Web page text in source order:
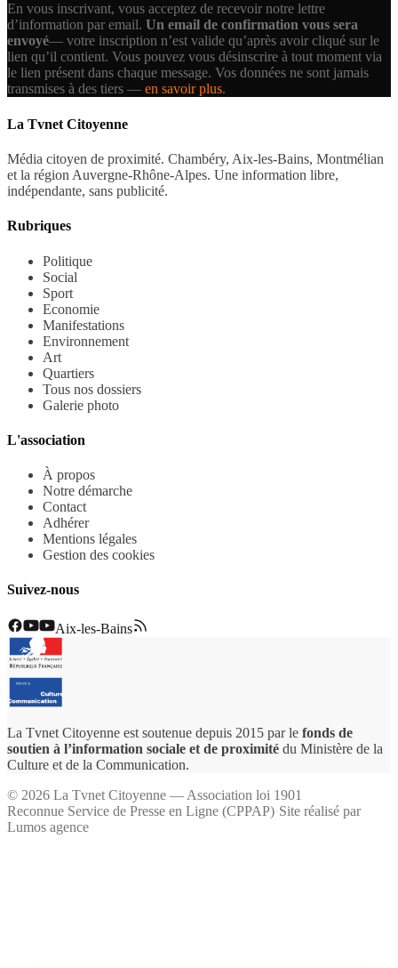
En vous inscrivant, vous acceptez de recevoir notre lettre
d’information par email. Un email de confirmation vous sera
envoyé— votre inscription n’est valide qu’après avoir cliqué sur le
lien qu’il contient. Vous pouvez vous désinscrire à tout moment via
le lien présent dans chaque message. Vos données ne sont jamais
transmises à des tiers — en savoir plus.
La Tvnet Citoyenne
Média citoyen de proximité. Chambéry, Aix-les-Bains, Montmélian
et la région Auvergne-Rhône-Alpes. Une information libre,
indépendante, sans publicité.
Rubriques
Politique
Social
Sport
Economie
Manifestations
Environnement
Art
Quartiers
Tous nos dossiers
Galerie photo
L'association
À propos
Notre démarche
Contact
Adhérer
Mentions légales
Gestion des cookies
Suivez-nous
Aix-les-Bains
La Tvnet Citoyenne est soutenue depuis 2015 par le fonds de
soutien à l’information sociale et de proximité du Ministère de la
Culture et de la Communication.
© 2026 La Tvnet Citoyenne — Association loi 1901
Reconnue Service de Presse en Ligne (CPPAP)·Site réalisé par
Lumos agence